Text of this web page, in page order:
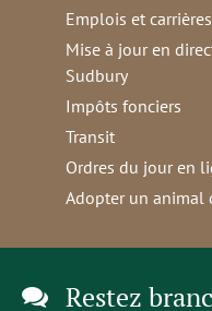
Emplois et carrières
Mise à jour en
Sudbury
Impôts fonciers
Transit
Ordres du jour en
Adopter un animal
Restez